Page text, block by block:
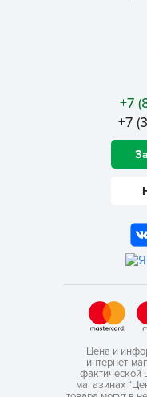
+7
+7
Цена и
интернет-
фактической
магазинах